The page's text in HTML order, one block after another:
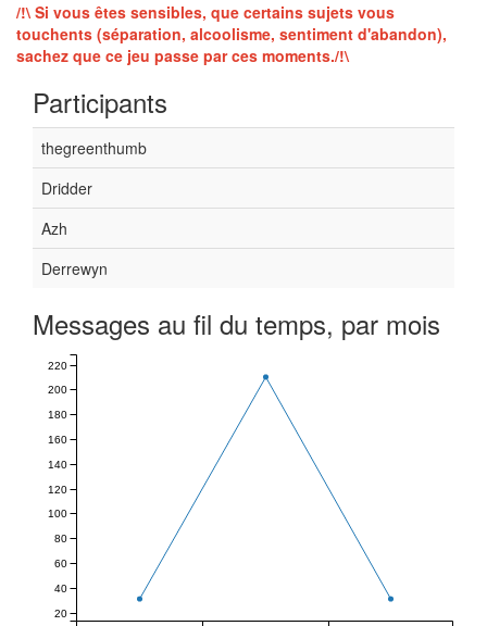
/!\ Si vous êtes sensibles, que certains sujets vous
touchents (séparation, alcoolisme, sentiment d'abandon),
sachez que ce jeu passe par ces moments./!\
Participants
thegreenthumb
Dridder
Azh
Derrewyn
Messages au fil du temps, par mois
20
40
60
80
100
120
140
160
180
200
220